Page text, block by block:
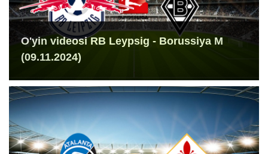
O'yin videosi RB Leypsig - Borussiya M
(09.11.2024)